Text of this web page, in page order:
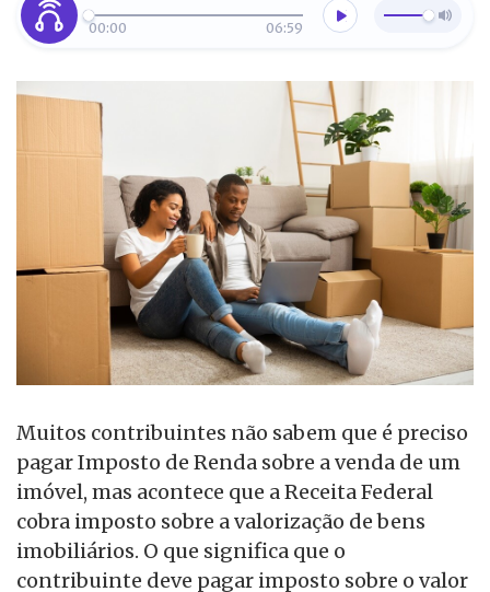
00:00 06:59
Muitos contribuintes não sabem que é preciso
pagar Imposto de Renda sobre a venda de um
imóvel, mas acontece que a Receita Federal
cobra imposto sobre a valorização de bens
imobiliários. O que significa que o
contribuinte deve pagar imposto sobre o valor